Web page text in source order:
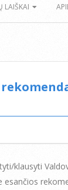
LAIŠKAI
klausyti
esančios